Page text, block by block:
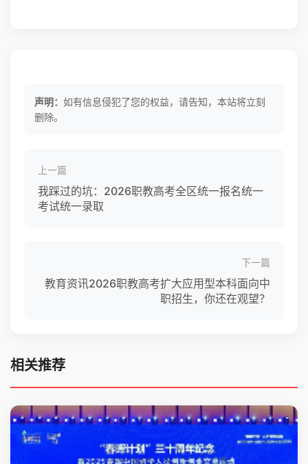
声明： 如有信息侵犯了您的权益，请告知，本站将立刻
删除。
上一篇
我踩过的坑：2026职教高考全区统一报名统一
考试统一录取
下一篇
教育资讯2026职教高考扩大应用型本科面向中
职招生，你还在观望？
相关推荐